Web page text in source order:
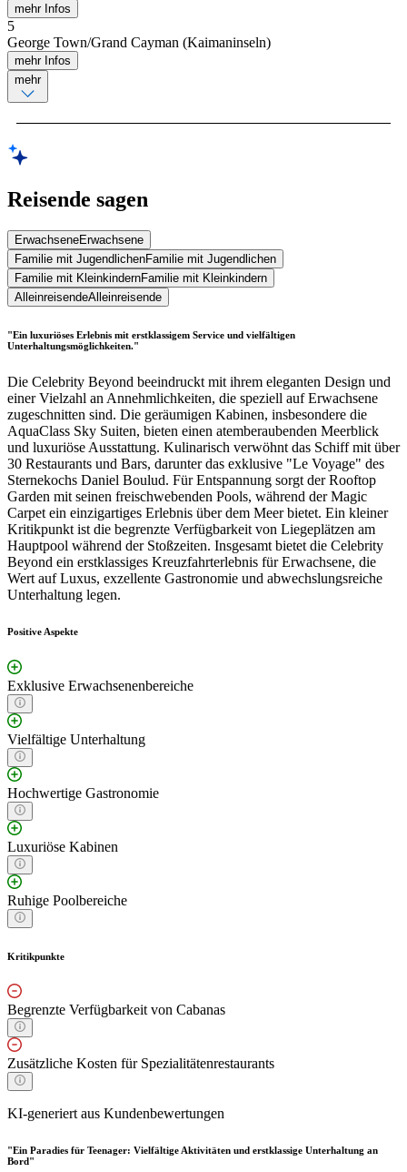
mehr Infos
5
George Town/Grand Cayman (Kaimaninseln)
mehr Infos
mehr
Reisende sagen
ErwachseneErwachsene
Familie mit JugendlichenFamilie mit Jugendlichen
Familie mit KleinkindernFamilie mit Kleinkindern
AlleinreisendeAlleinreisende
"Ein luxuriöses Erlebnis mit erstklassigem Service und vielfältigen
Unterhaltungsmöglichkeiten."
Die Celebrity Beyond beeindruckt mit ihrem eleganten Design und
einer Vielzahl an Annehmlichkeiten, die speziell auf Erwachsene
zugeschnitten sind. Die geräumigen Kabinen, insbesondere die
AquaClass Sky Suiten, bieten einen atemberaubenden Meerblick
und luxuriöse Ausstattung. Kulinarisch verwöhnt das Schiff mit über
30 Restaurants und Bars, darunter das exklusive "Le Voyage" des
Sternekochs Daniel Boulud. Für Entspannung sorgt der Rooftop
Garden mit seinen freischwebenden Pools, während der Magic
Carpet ein einzigartiges Erlebnis über dem Meer bietet. Ein kleiner
Kritikpunkt ist die begrenzte Verfügbarkeit von Liegeplätzen am
Hauptpool während der Stoßzeiten. Insgesamt bietet die Celebrity
Beyond ein erstklassiges Kreuzfahrterlebnis für Erwachsene, die
Wert auf Luxus, exzellente Gastronomie und abwechslungsreiche
Unterhaltung legen.
Positive Aspekte
Exklusive Erwachsenenbereiche
Vielfältige Unterhaltung
Hochwertige Gastronomie
Luxuriöse Kabinen
Ruhige Poolbereiche
Kritikpunkte
Begrenzte Verfügbarkeit von Cabanas
Zusätzliche Kosten für Spezialitätenrestaurants
KI-generiert aus Kundenbewertungen
"Ein Paradies für Teenager: Vielfältige Aktivitäten und erstklassige Unterhaltung an
Bord"